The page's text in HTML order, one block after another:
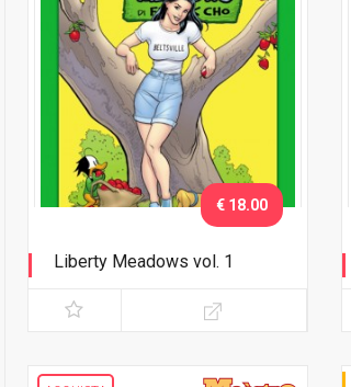
Liberty Meadows vol. 1
€ 18.00